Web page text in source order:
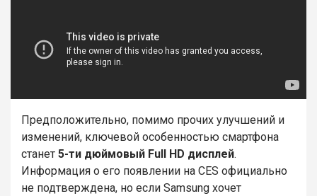
Предположительно, помимо прочих улучшений и
изменений, ключевой особенностью смартфона
станет 5-ти дюймовый Full HD дисплей.
Информация о его появлении на CES официально
не подтверждена, но если Samsung хочет